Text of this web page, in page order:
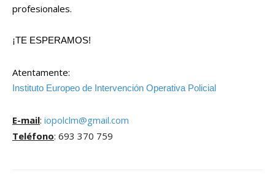
profesionales.
¡TE ESPERAMOS!
Atentamente:
Instituto Europeo de Intervención Operativa Policial
E-mail: iopolclm@gmail.com
Teléfono: 693 370 759